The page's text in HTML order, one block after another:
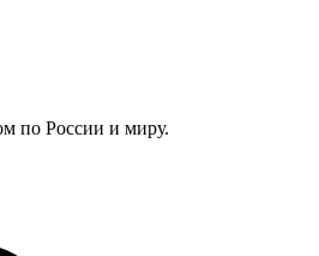
по России и миру.